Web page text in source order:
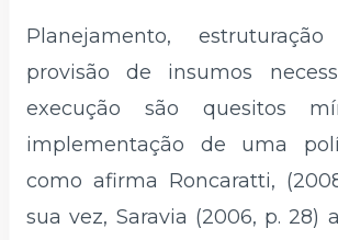
Planejamento,
provisão de insumos
execução são quesitos
implementação de uma
como afirma Roncaratti,
sua vez, Saravia (2006, p. 28)